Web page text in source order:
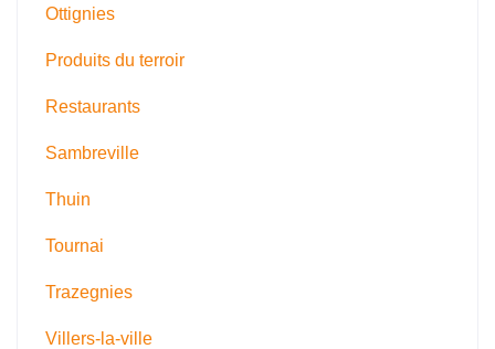
Ottignies
Produits du terroir
Restaurants
Sambreville
Thuin
Tournai
Trazegnies
Villers-la-ville